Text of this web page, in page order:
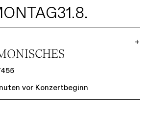
31.8.
vor Konzertbeginn
+